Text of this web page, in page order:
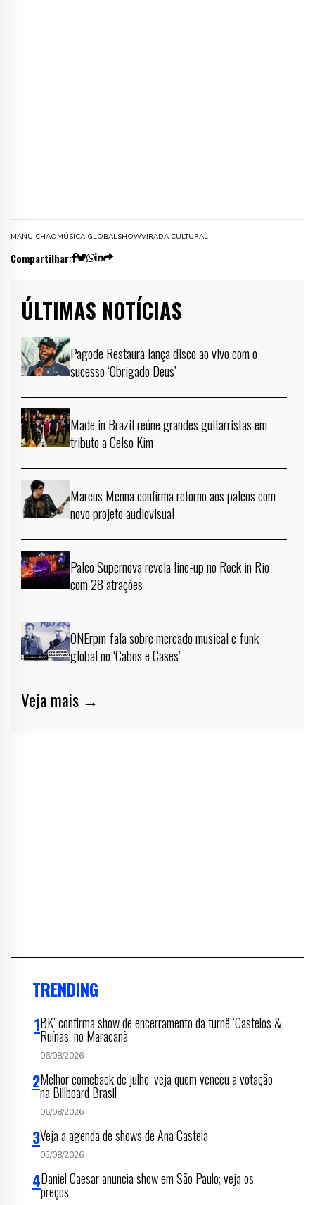
MANU CHAOMÚSICA GLOBALSHOWVIRADA CULTURAL
Compartilhar:
ÚLTIMAS NOTÍCIAS
Pagode Restaura lança disco ao vivo com o
sucesso ‘Obrigado Deus’
Made in Brazil reúne grandes guitarristas em
tributo a Celso Kim
Marcus Menna confirma retorno aos palcos com
novo projeto audiovisual
Palco Supernova revela line-up no Rock in Rio
com 28 atrações
ONErpm fala sobre mercado musical e funk
global no ‘Cabos e Cases’
Veja mais →
TRENDING
BK’ confirma show de encerramento da turnê ‘Castelos &
Ruínas’ no Maracanã
06/08/2026
Melhor comeback de julho: veja quem venceu a votação
na Billboard Brasil
06/08/2026
Veja a agenda de shows de Ana Castela
05/08/2026
Daniel Caesar anuncia show em São Paulo; veja os
preços